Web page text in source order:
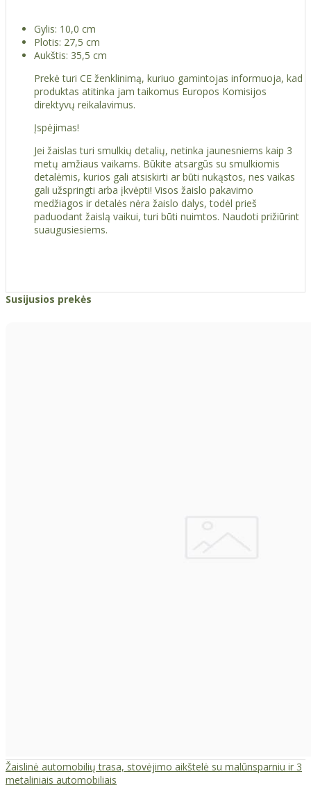
Gylis: 10,0 cm
Plotis: 27,5 cm
Aukštis: 35,5 cm
Prekė turi CE ženklinimą, kuriuo gamintojas informuoja, kad
produktas atitinka jam taikomus Europos Komisijos
direktyvų reikalavimus.
Įspėjimas!
Jei žaislas turi smulkių detalių, netinka jaunesniems kaip 3
metų amžiaus vaikams. Būkite atsargūs su smulkiomis
detalėmis, kurios gali atsiskirti ar būti nukąstos, nes vaikas
gali užspringti arba įkvėpti! Visos žaislо pakavimo
medžiagos ir detalės nėra žaislo dalys, todėl prieš
paduodant žaislą vaikui, turi būti nuimtos. Naudoti prižiūrint
suaugusiesiems.
Susijusios prekės
Žaislinė automobilių trasa, stovėjimo aikštelė su malūnsparniu ir 3
metaliniais automobiliais